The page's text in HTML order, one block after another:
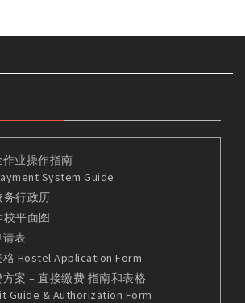
业操作指南
System Guide
务行政历
校平面图
表
Hostel Application Form
案 – 直接缴费 指南和表格
Guide & Authorization Form